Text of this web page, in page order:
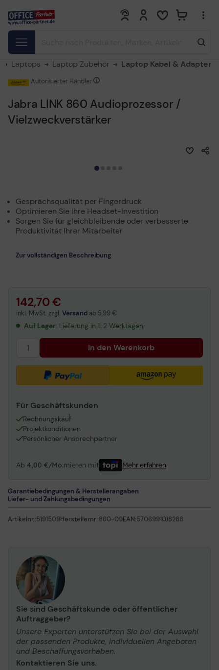
0 0
Laptops Laptop Zubehör Laptop Kabel & Adapter
Jabra LINK 860 Audioprozessor /
Vielzweckverstärker
Autorisierter Händler
Gesprächsqualität per Fingerdruck
Optimieren Sie Ihre Headset-Investition
Sorgen Sie für gleichbleibende oder verbesserte
Produktivität Ihrer Mitarbeiter
Zur vollständigen Beschreibung
142,70 €
inkl. MwSt. zzgl. Versand ab 5,99 €
Auf Lager: Lieferung in 1-2 Werktagen
In den Warenkorb
Für Geschäftskunden
Rechnungskauf
1
Projektkonditionen
Persönlicher Ansprechpartner
Ab 4,00 €/Mo.mieten mit Mehr erfahren
Garantiebedingungen & Herstellerangaben
Liefer- und Zahlungsbedingungen
Artikelnr.:5191509Herstellernr.:860-09EAN:5706991018288
Sie sind Geschäftskunde oder öffentlicher
Auftraggeber?
Unsere Experten unterstützen Sie bei der Auswahl
der passenden Produkte, individuellen Angeboten
und Beschaffungsvorhaben.
Kontaktieren Sie uns.